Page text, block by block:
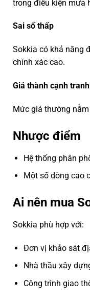
trong điều kiện mưa
Sai số thấp
Sokkia có khả năng
chính xác cao.
Giá thành cạnh tranh
Mức giá thường
Nhược điểm
Hệ thống phân
Một số dòng cao
Ai nên mua
Sokkia phù hợp với:
Đơn vị khảo sát
Nhà thầu xây
Công trình giao